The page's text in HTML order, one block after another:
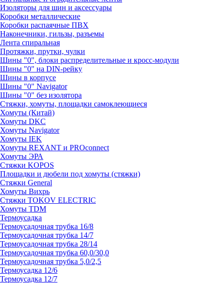
Изоляторы для шин и аксессуары
Коробки металлические
Коробки распаячные ПВХ
Наконечники, гильзы, разъемы
Лента спиральная
Протяжки, прутки, чулки
Шины "0", блоки распределительные и кросс-модули
Шины "0" на DIN-рейку
Шины в корпусе
Шины "0" Navigator
Шины "0" без изолятора
Стяжки, хомуты, площадки самоклеющиеся
Хомуты (Китай)
Хомуты DKC
Хомуты Navigator
Хомуты IEK
Хомуты REXANT и PROconnect
Хомуты ЭРА
Стяжки KOPOS
Площадки и дюбели под хомуты (стяжки)
Стяжки General
Хомуты Вихрь
Стяжки TOKOV ELECTRIC
Хомуты TDM
Термоусадка
Термоусадочная трубка 16/8
Термоусадочная трубка 14/7
Термоусадочная трубка 28/14
Термоусадочная трубка 60,0/30,0
Термоусадочная трубка 5,0/2,5
Термоусадка 12/6
Термоусадка 12/7